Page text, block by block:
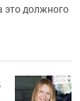
это должного